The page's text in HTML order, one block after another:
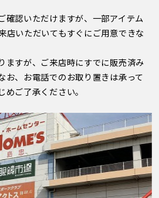
確認いただけますが、一部アイテム
店いただいてもすぐにご用意できな
ますが、ご来店時にすでに販売済み
お、お電話でのお取り置きは承って
ご了承ください。